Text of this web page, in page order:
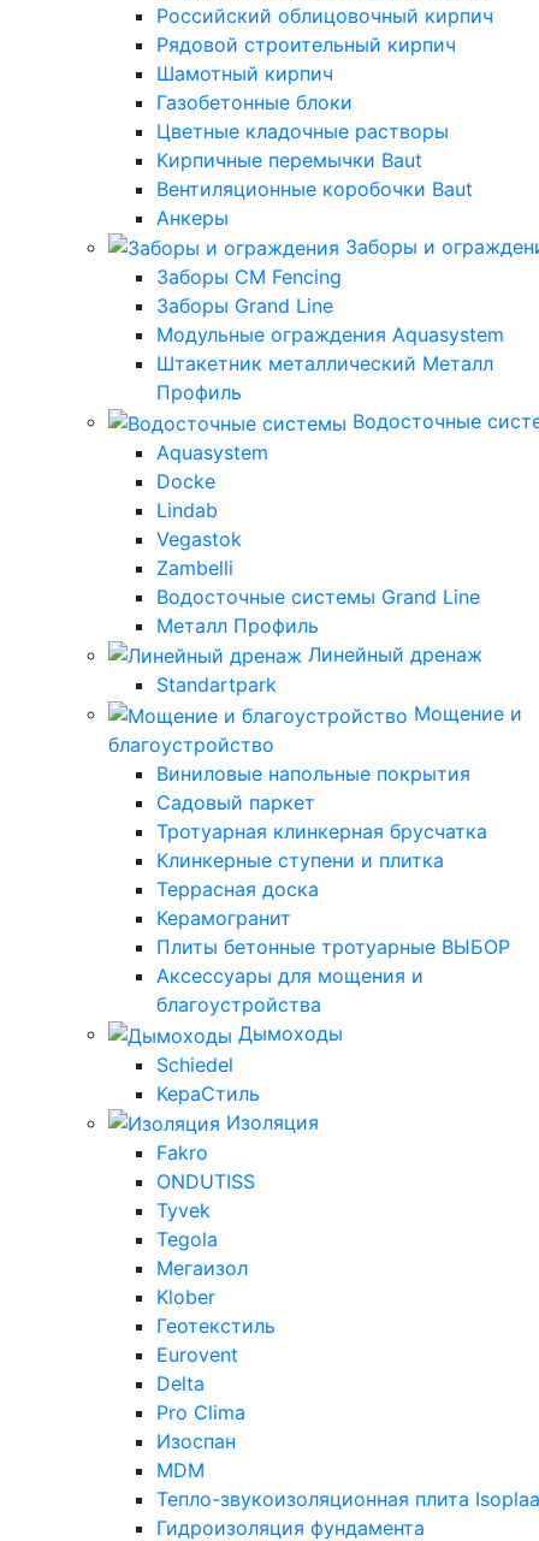
Российский облицовочный кирпич
Рядовой строительный кирпич
Шамотный кирпич
Газобетонные блоки
Цветные кладочные растворы
Кирпичные перемычки Baut
Вентиляционные коробочки Baut
Анкеры
Заборы и
Заборы CM Fencing
Заборы Grand Line
Модульные ограждения Aquasystem
Штакетник металлический Металл
Профиль
Водосточные
Aquasystem
Docke
Lindab
Vegastok
Zambelli
Водосточные системы Grand Line
Металл Профиль
Линейный дренаж
Standartpark
Мощение и
благоустройство
Виниловые напольные покрытия
Садовый паркет
Тротуарная клинкерная брусчатка
Клинкерные ступени и плитка
Террасная доска
Керамогранит
Плиты бетонные тротуарные ВЫБОР
Аксессуары для мощения и
благоустройства
Дымоходы
Schiedel
КераСтиль
Изоляция
Fakro
ONDUTISS
Tyvek
Tegola
Мегаизол
Klober
Геотекстиль
Eurovent
Delta
Pro Clima
Изоспан
MDM
Тепло-звукоизоляционная плита
Гидроизоляция фундамента